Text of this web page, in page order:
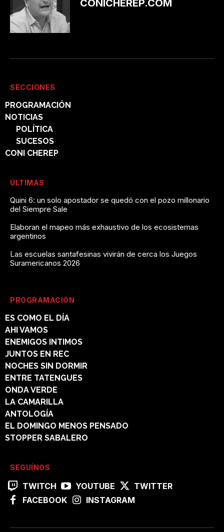
CONICHEREP.COM
SECCIONES
PROGRAMACIÓN
NOTICIAS
POLÍTICA
SUCESOS
CONI CHEREP
ÚLTIMAS
Quini 6: un solo apostador se quedó con el pozo millonario
del Siempre Sale
Elaboran el mapeo más exhaustivo de los ecosistemas
argentinos
Las escuelas santafesinas vivirán de cerca los Juegos
Suramericanos 2026
PROGRAMACIÓN
ES COMO EL DÍA
AHI VAMOS
ENEMIGOS INTIMOS
JUNTOS EN REC
NOCHES SIN DORMIR
ENTRE TATENGUES
ONDA VERDE
LA CAMARILLA
ANTOLOGÍA
EL DOMINGO MENOS PENSADO
STOPPER SABALERO
SEGUÍNOS
TWITCH YOUTUBE
TWITTER
FACEBOOK
INSTAGRAM